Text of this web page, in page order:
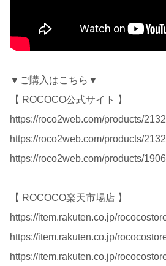
▼ご購入はこちら▼
【 ROCOCO公式サイト 】
https://roco2web.com/products/
https://roco2web.com/products/
https://roco2web.com/products/
【 ROCOCO楽天市場店 】
https://item.rakuten.co.jp/
https://item.rakuten.co.jp/
https://item.rakuten.co.jp/